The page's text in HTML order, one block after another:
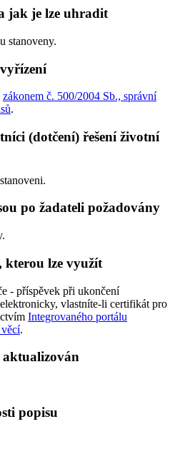
jak je lze uhradit
stanoveny.
zákonem č. 500/2004 Sb., správní
.
(dotčení) řešení životní
po žadateli požadovány
kterou lze využít
- příspěvek při ukončení
vlastníte-li certifikát pro
Integrovaného portálu
.
aktualizován
popisu